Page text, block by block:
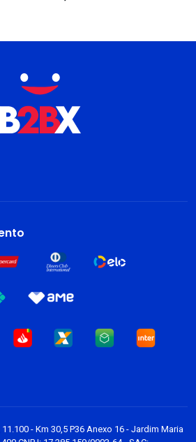
- Km 30,5 P36 Anexo 16 - Jardim Maria